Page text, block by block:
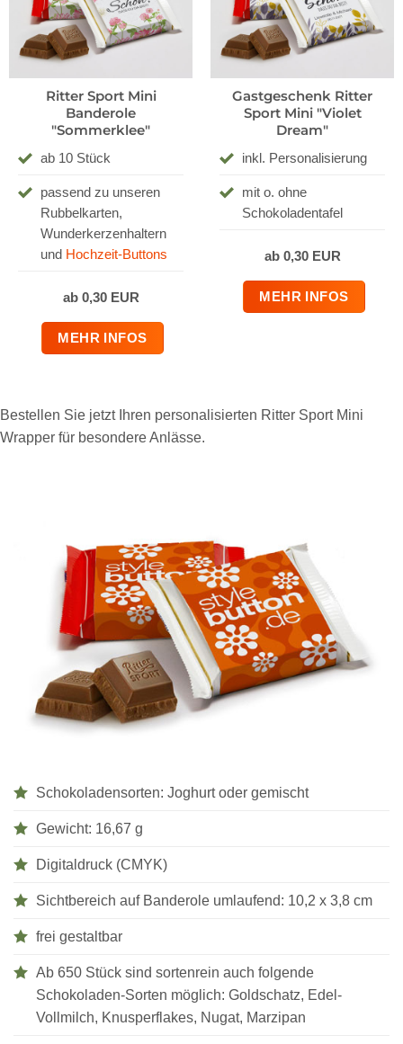
Ritter Sport Mini
Banderole
"Sommerklee"
ab 10 Stück
passend zu unseren
Rubbelkarten,
Wunderkerzenhaltern
und Hochzeit-Buttons
ab 0,30 EUR
MEHR INFOS
Gastgeschenk Ritter
Sport Mini "Violet
Dream"
inkl. Personalisierung
mit o. ohne
Schokoladentafel
ab 0,30 EUR
MEHR INFOS
Bestellen Sie jetzt Ihren personalisierten Ritter Sport Mini
Wrapper für besondere Anlässe.
Schokoladensorten: Joghurt oder gemischt
Gewicht: 16,67 g
Digitaldruck (CMYK)
Sichtbereich auf Banderole umlaufend: 10,2 x 3,8 cm
frei gestaltbar
Ab 650 Stück sind sortenrein auch folgende
Schokoladen-Sorten möglich: Goldschatz, Edel-
Vollmilch, Knusperflakes, Nugat, Marzipan